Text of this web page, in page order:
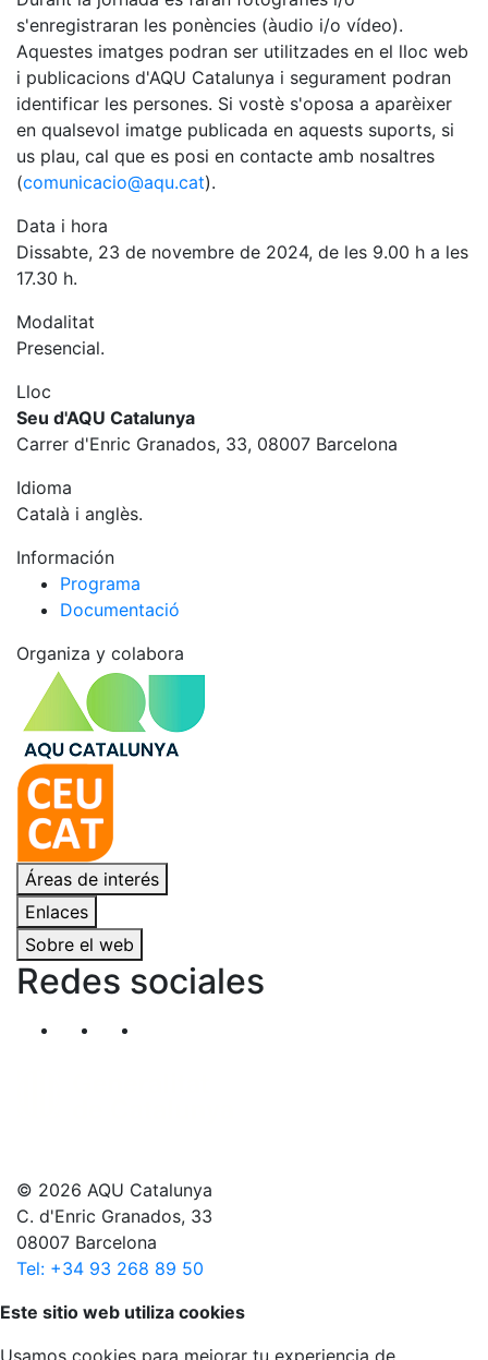
s'enregistraran les ponències (àudio i/o vídeo).
Aquestes imatges podran ser utilitzades en el lloc web
i publicacions d'AQU Catalunya i segurament podran
identificar les persones. Si vostè s'oposa a aparèixer
en qualsevol imatge publicada en aquests suports, si
us plau, cal que es posi en contacte amb nosaltres
(comunicacio@aqu.cat).
Data i hora
Dissabte, 23 de novembre de 2024, de les 9.00 h a les
17.30 h.
Modalitat
Presencial.
Lloc
Seu d'AQU Catalunya
Carrer d'Enric Granados, 33, 08007 Barcelona
Idioma
Català i anglès.
Información
Programa
Documentació
Organiza y colabora
Áreas de interés
Enlaces
Sobre el web
Redes sociales
Segueix-nos al nostre canal de Twitter
© 2026 AQU Catalunya
C. d'Enric Granados, 33
08007 Barcelona
Tel: +34 93 268 89 50
Volver arriba
Este sitio web utiliza cookies
Usamos cookies para mejorar tu experiencia de